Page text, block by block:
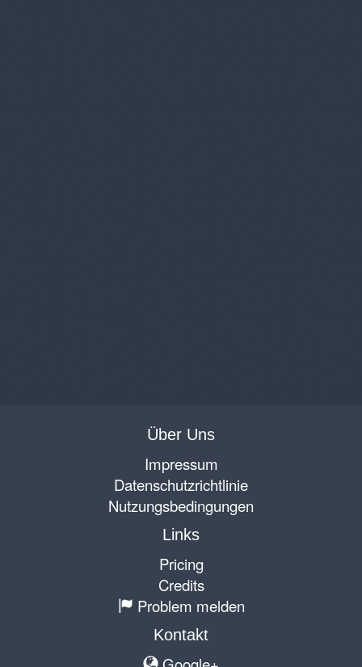
Über Uns
Impressum
Datenschutzrichtlinie
Nutzungsbedingungen
Links
Pricing
Credits
Problem melden
Kontakt